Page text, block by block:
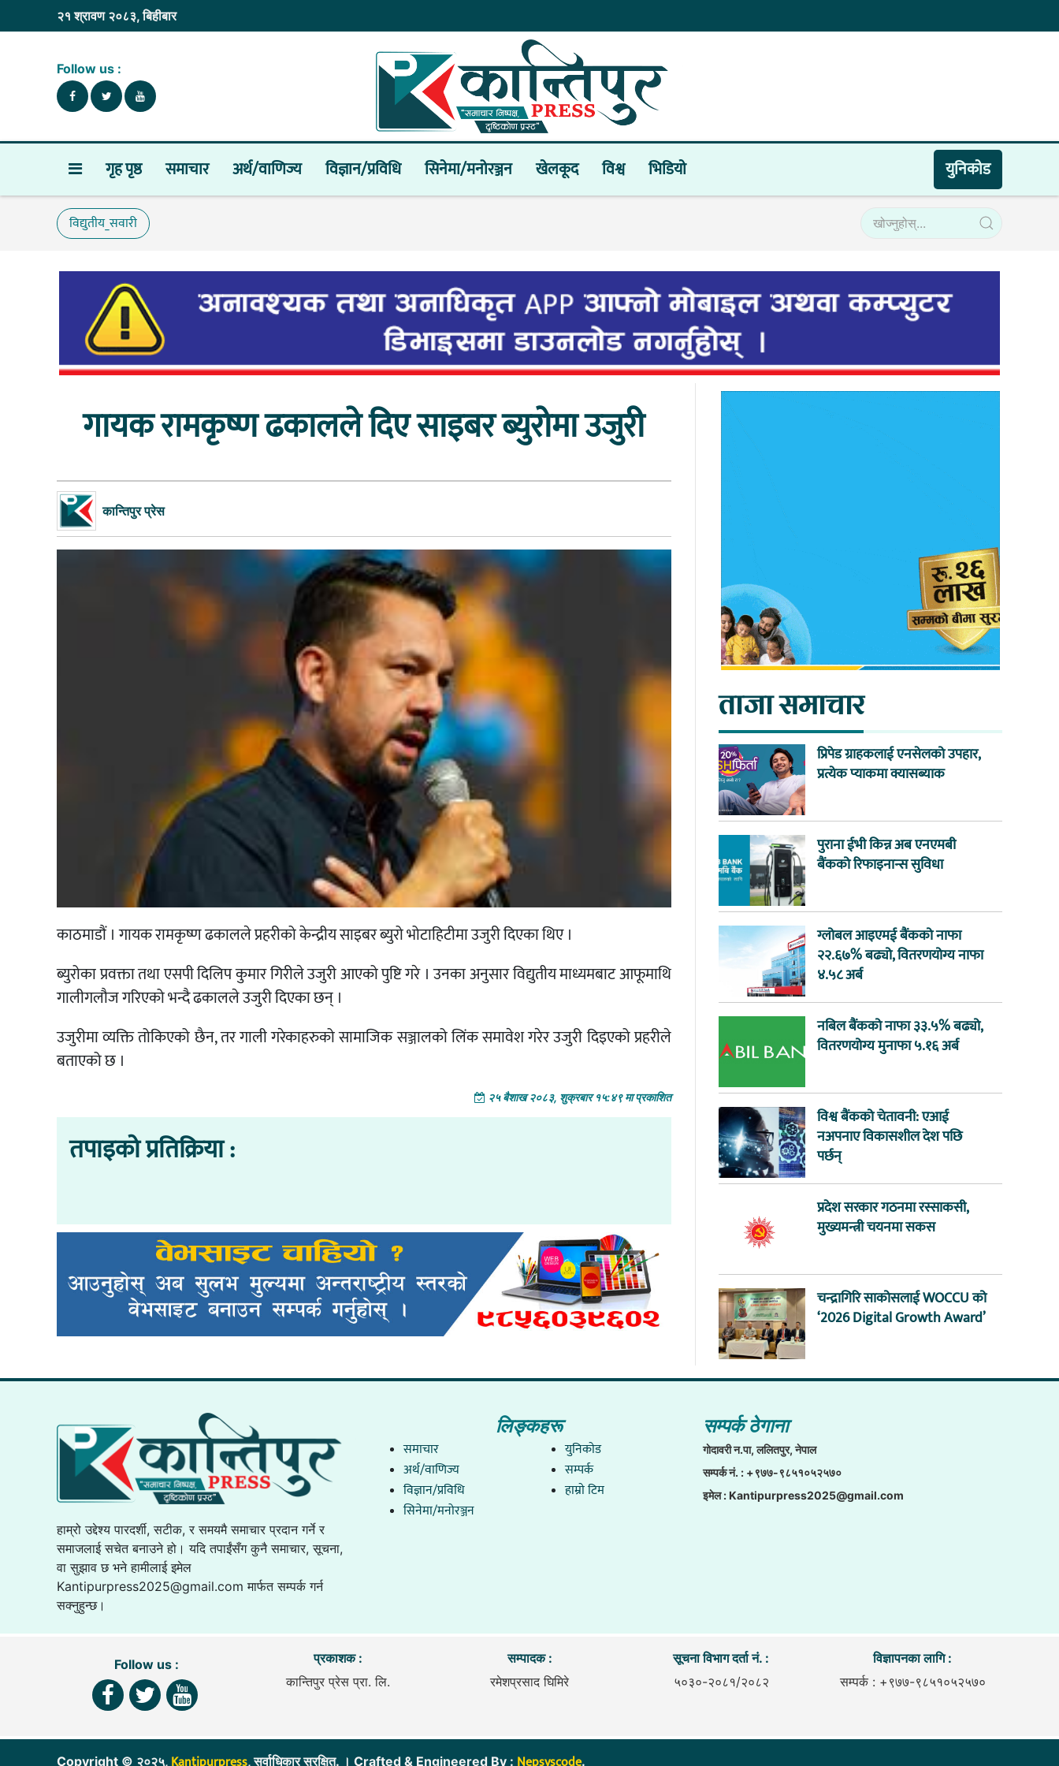
२१ श्रावण २०८३, बिहीबार
Follow us :
गृह पृष्ठ समाचार अर्थ/वाणिज्य विज्ञान/प्रविधि सिनेमा/मनोरञ्जन खेलकूद विश्व भिडियाे युनिकाेड
विद्युतीय_सवारी
गायक रामकृष्ण ढकालले दिए साइबर ब्युरोमा उजुरी
कान्तिपुर प्रेस
काठमाडौं । गायक रामकृष्ण ढकालले प्रहरीको केन्द्रीय साइबर ब्युरो भोटाहिटीमा उजुरी दिएका थिए ।
ब्युरोका प्रवक्ता तथा एसपी दिलिप कुमार गिरीले उजुरी आएको पुष्टि गरे । उनका अनुसार विद्युतीय माध्यमबाट आफूमाथि
गालीगलौज गरिएको भन्दै ढकालले उजुरी दिएका छन् ।
उजुरीमा व्यक्ति तोकिएको छैन, तर गाली गरेकाहरुको सामाजिक सञ्जालको लिंक समावेश गरेर उजुरी दिइएको प्रहरीले
बताएको छ ।
२५ बैशाख २०८३, शुक्रबार १५:४९ मा प्रकाशित
तपाइको प्रतिक्रिया :
ताजा समाचार
प्रिपेड ग्राहकलाई एनसेलको उपहार,
प्रत्येक प्याकमा क्यासब्याक
पुराना ईभी किन्न अब एनएमबी
बैंकको रिफाइनान्स सुविधा
ग्लोबल आइएमई बैंकको नाफा
२२.६७% बढ्यो, वितरणयोग्य नाफा
४.५८ अर्ब
नबिल बैंकको नाफा ३३.५% बढ्यो,
वितरणयोग्य मुनाफा ५.१६ अर्ब
विश्व बैंकको चेतावनी: एआई
नअपनाए विकासशील देश पछि
पर्छन्
प्रदेश सरकार गठनमा रस्साकसी,
मुख्यमन्त्री चयनमा सकस
चन्द्रागिरि साकोसलाई WOCCU को
‘2026 Digital Growth Award’
हाम्रो उद्देश्य पारदर्शी, सटीक, र समयमै समाचार प्रदान गर्ने र
समाजलाई सचेत बनाउने हो। यदि तपाईंसँग कुनै समाचार, सूचना,
वा सुझाव छ भने हामीलाई इमेल
Kantipurpress2025@gmail.com मार्फत सम्पर्क गर्न
सक्नुहुन्छ।
लिङ्कहरू
समाचार
अर्थ/वाणिज्य
विज्ञान/प्रविधि
सिनेमा/मनोरञ्जन
युनिकाेड
सम्पर्क
हाम्राे टिम
सम्पर्क ठेगाना
गाेदावरी न.पा, ललितपुर, नेपाल
सम्पर्क नं. : +९७७-९८५१०५२५७०
इमेल :Kantipurpress2025@gmail.com
Follow us :
प्रकाशक :
कान्तिपुर प्रेस प्रा. लि.
सम्पादक :
रमेशप्रसाद घिमिरे
सूचना विभाग दर्ता नं. :
५०३०-२०८१/२०८२
विज्ञापनका लागि :
सम्पर्क : +९७७-९८५१०५२५७०
Copyright © २०२५, , सर्वाधिकार सुरक्षित. । Crafted & Engineered By : .